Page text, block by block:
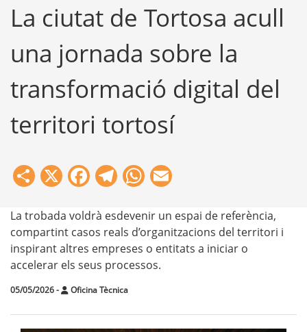
Eines
La ciutat de Tortosa acull
una jornada sobre la
transformació digital del
territori tortosí
Share
X Facebook
Telegram
WhatsApp
La trobada voldrà esdevenir un espai de referència,
compartint casos reals d’organitzacions del territori i
inspirant altres empreses o entitats a iniciar o
accelerar els seus processos.
05/05/2026- Oficina Tècnica